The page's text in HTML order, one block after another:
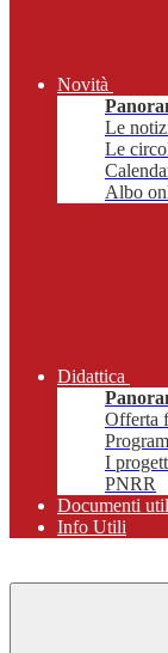
Novità
Le
Le
Albo
Didattica
Offerta
I
PNRR
Documenti
Info Utili